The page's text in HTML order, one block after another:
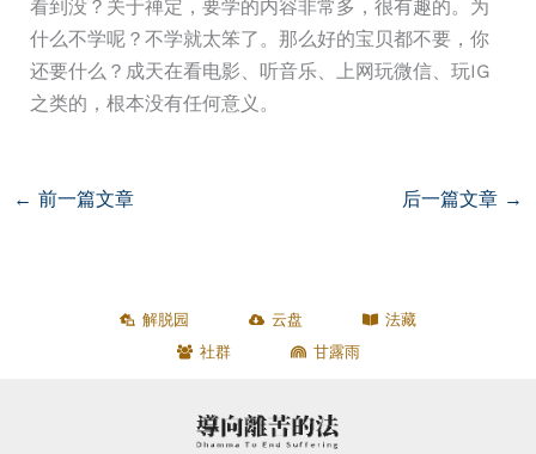
看到没？关于禅定，要学的内容非常多，很有趣的。为
什么不学呢？不学就太笨了。那么好的宝贝都不要，你
还要什么？成天在看电影、听音乐、上网玩微信、玩IG
之类的，根本没有任何意义。
← 前一篇文章 后一篇文章 →
解脱园 云盘
法藏
社群
甘露雨